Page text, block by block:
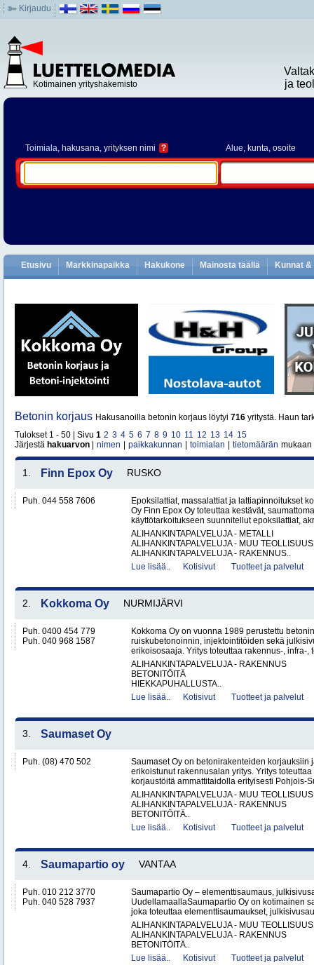
Kirjaudu
Kotimainen yrityshakemisto
ja
Toimiala, hakusana, yrityksen nimi ? Alue, kunta, osoite
Etusivu Markkinapaikka Hakukone Mainosta täällä Kunnat
Betonin korjaus Hakusanoilla betonin korjaus löytyi 716 yritystä. Haun
Tulokset 1 - 50 | Sivu 1 2 3 4 5 6 7 8 9 10 11 12 13 14 15
Järjestä hakuarvon nimen paikkakunnan toimialan tietomäärän mukaan
1. Finn Epox Oy RUSKO
Puh. 044 558 7606
Epoksilattiat, massalattiat ja lattiapinnoitukset
Oy Finn Epox Oy toteuttaa kestävät,
käyttötarkoitukseen suunnitellut epoksilattiat,
ALIHANKINTAPALVELUJA - METALLI
ALIHANKINTAPALVELUJA - MUU TEOLLISUUS
ALIHANKINTAPALVELUJA - RAKENNUS..
Lue lisää..
Kotisivut Tuotteet ja palvelut
2. Kokkoma Oy NURMIJÄRVI
Puh. 0400 454 779
Puh. 040 968 1587
Kokkoma Oy on vuonna 1989 perustettu
ruiskubetonoinnin, injektointitöiden sekä
erikoisosaaja. Yritys toteuttaa rakennus-, infra-,
ALIHANKINTAPALVELUJA - RAKENNUS
BETONITÖITÄ
HIEKKAPUHALLUSTA..
Lue lisää..
Kotisivut Tuotteet ja palvelut
3. Saumaset Oy
Puh. (08) 470 502
Saumaset Oy on betonirakenteiden korjauksiin
erikoistunut rakennusalan yritys. Yritys
korjaustöitä ammattitaidolla erityisesti Pohjois-
ALIHANKINTAPALVELUJA - MUU TEOLLISUUS
ALIHANKINTAPALVELUJA - RAKENNUS
BETONITÖITÄ..
Lue lisää..
Kotisivut Tuotteet ja palvelut
4. Saumapartio oy VANTAA
Puh. 010 212 3770
Puh. 040 528 7937
Saumapartio Oy – elementtisaumaus,
UudellamaallaSaumapartio Oy on kotimainen
joka toteuttaa elementtisaumaukset,
ALIHANKINTAPALVELUJA - MUU TEOLLISUUS
ALIHANKINTAPALVELUJA - RAKENNUS
BETONITÖITÄ..
Lue lisää..
Kotisivut Tuotteet ja palvelut